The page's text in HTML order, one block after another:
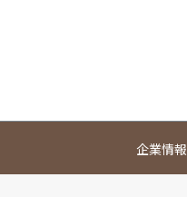
企業情報